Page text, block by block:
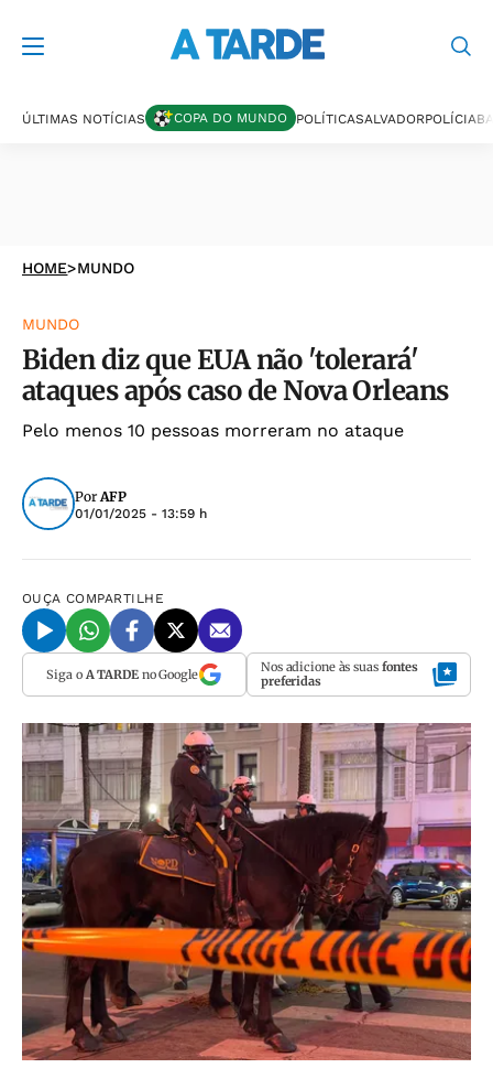
ÚLTIMAS NOTÍCIAS COPA DO MUNDO POLÍTICASALVADORPOLÍCIA
HOME>MUNDO
MUNDO
Biden diz que EUA não 'tolerará'
ataques após caso de Nova Orleans
Pelo menos 10 pessoas morreram no ataque
PorAFP
01/01/2025 - 13:59 h
OUÇA COMPARTILHE
Siga o A TARDEno Google Nos adicione às suas fontes
preferidas